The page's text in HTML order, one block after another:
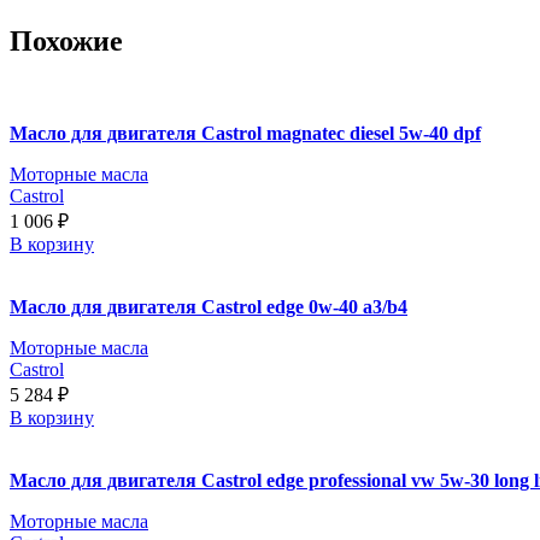
Похожие
Масло для двигателя Castrol magnatec diesel 5w-40 dpf
Моторные масла
Castrol
1 006 ₽
В корзину
Масло для двигателя Castrol edge 0w-40 a3/b4
Моторные масла
Castrol
5 284 ₽
В корзину
Масло для двигателя Castrol edge professional vw 5w-30 long
Моторные масла